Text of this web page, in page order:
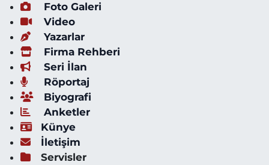
Foto Galeri
Video
Yazarlar
Firma Rehberi
Seri İlan
Röportaj
Biyografi
Anketler
Künye
İletişim
Servisler